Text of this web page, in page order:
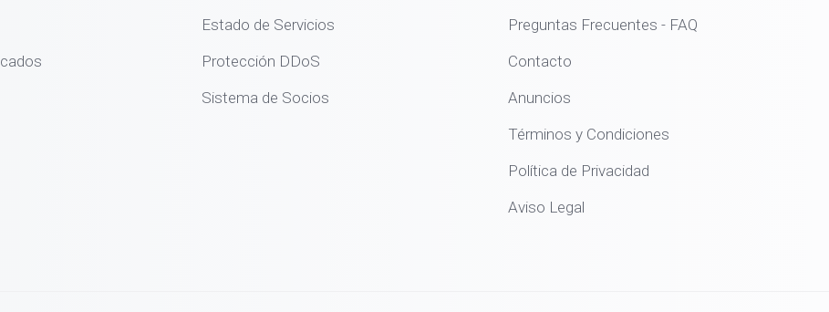
Estado de Servicios
Protección DDoS
Sistema de Socios
Preguntas Frecuentes - FAQ
Contacto
Anuncios
Términos y Condiciones
Política de Privacidad
Aviso Legal